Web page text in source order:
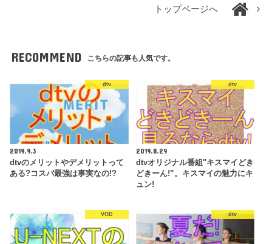
トップページへ
RECOMMEND こちらの記事も人気です。
dtv
2019.9.3
dtvのメリットやデメリットって
ある?コスパ最強は事実なの!?
dtv
2019.8.29
dtvオリジナル番組"キスマイどき
どきーん!”。キスマイの魅力にキ
ュン!
VOD dtv